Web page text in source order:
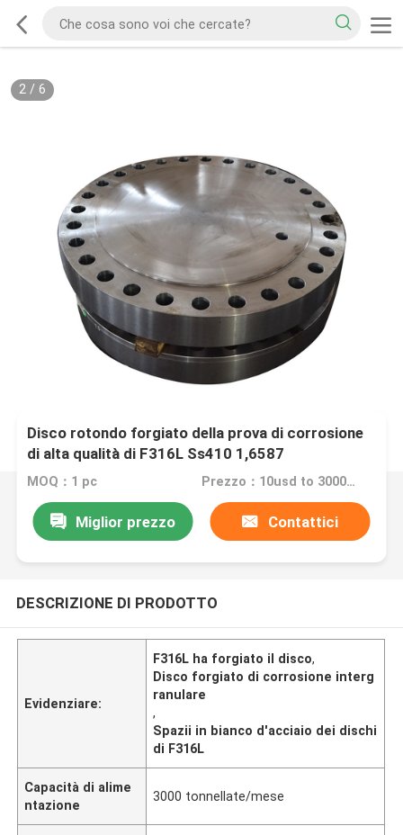
2/ 6
Disco rotondo forgiato della prova di corrosione
di alta qualità di F316L Ss410 1,6587
MOQ：1 pc Prezzo：10usd to 3000usd
Miglior prezzo Contattici
DESCRIZIONE DI PRODOTTO
Evidenziare:
F316L ha forgiato il disco,
Disco forgiato di corrosione interg
ranulare
,
Spazii in bianco d'acciaio dei dischi
di F316L
Capacità di alime
ntazione
3000 tonnellate/mese